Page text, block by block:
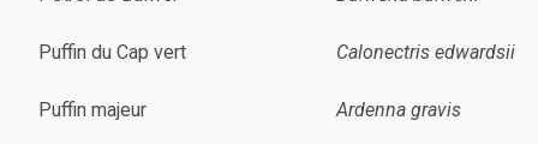
Puffin du Cap vert Calonectris edwardsii
Puffin majeur Ardenna gravis